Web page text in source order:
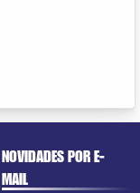
NOVIDADES POR E-
MAIL